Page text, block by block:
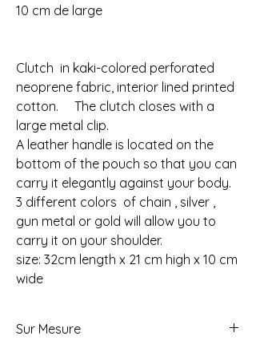
10 cm de large
Clutch in kaki-colored perforated
neoprene fabric, interior lined printed
cotton. The clutch closes with a
large metal clip.
A leather handle is located on the
bottom of the pouch so that you can
carry it elegantly against your body.
3 different colors of chain , silver ,
gun metal or gold will allow you to
carry it on your shoulder.
size: 32cm length x 21 cm high x 10 cm
wide
Sur Mesure